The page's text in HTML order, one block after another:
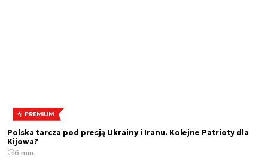
PREMIUM
Polska tarcza pod presją Ukrainy i Iranu. Kolejne Patrioty dla
Kijowa?
6 min.